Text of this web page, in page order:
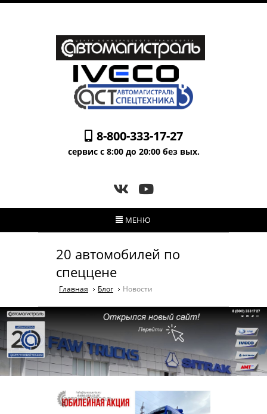
8-800-333-17-27
сервис с 8:00 до 20:00 без вых.
МЕНЮ
20 автомобилей по
спеццене
Главная Блог Новости